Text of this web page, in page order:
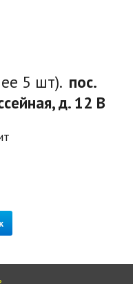
5 шт). пос.
д. 12 В